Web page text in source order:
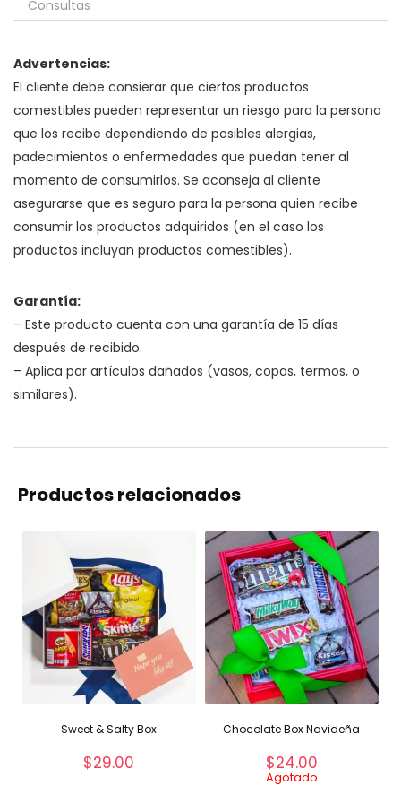
Consultas
Advertencias:
El cliente debe consierar que ciertos productos
comestibles pueden representar un riesgo para la persona
que los recibe dependiendo de posibles alergias,
padecimientos o enfermedades que puedan tener al
momento de consumirlos. Se aconseja al cliente
asegurarse que es seguro para la persona quien recibe
consumir los productos adquiridos (en el caso los
productos incluyan productos comestibles).
Garantía:
– Este producto cuenta con una garantía de 15 días
después de recibido.
– Aplica por artículos dañados (vasos, copas, termos, o
similares).
Productos relacionados
Sweet & Salty Box
$29.00
Chocolate Box Navideña
$24.00
Agotado